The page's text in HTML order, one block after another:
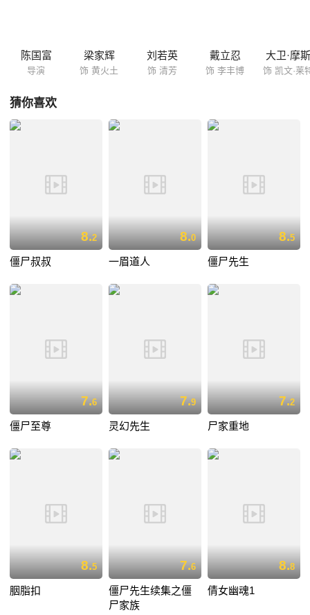
陈国富
导演
梁家辉
饰 黄火土
刘若英
饰 清芳
戴立忍
饰 李丰博
大卫·摩斯
饰 凯文·莱
猜你喜欢
8.2
僵尸叔叔
8.0
一眉道人
8.5
僵尸先生
7.6
僵尸至尊
7.9
灵幻先生
7.2
尸家重地
8.5
胭脂扣
7.6
僵尸先生续集之僵
尸家族
8.8
倩女幽魂1